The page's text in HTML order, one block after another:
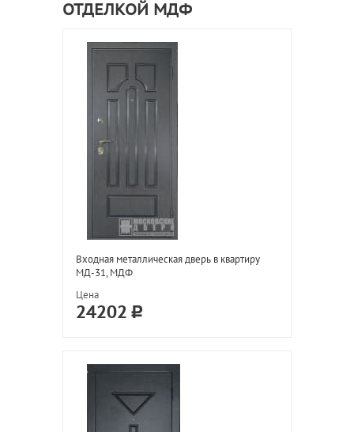
ОТДЕЛКОЙ МДФ
Входная металлическая дверь в квартиру
МД-31, МДФ
Цена
24202